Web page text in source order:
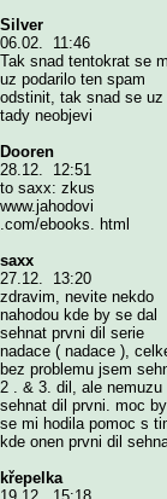
Silver
06.02. 11:46
Tak snad tentokrat se
uz podarilo ten spam
odstinit, tak snad se uz
tady neobjevi
Dooren
28.12. 12:51
to saxx: zkus
www.jahodovi
.com/ebooks. html
saxx
27.12. 13:20
zdravim, nevite nekdo
nahodou kde by se dal
sehnat prvni dil serie
nadace ( nadace ),
bez problemu jsem
2 . & 3. dil, ale nemuzu
sehnat dil prvni. moc by
se mi hodila pomoc s
kde onen prvni dil
křepelka